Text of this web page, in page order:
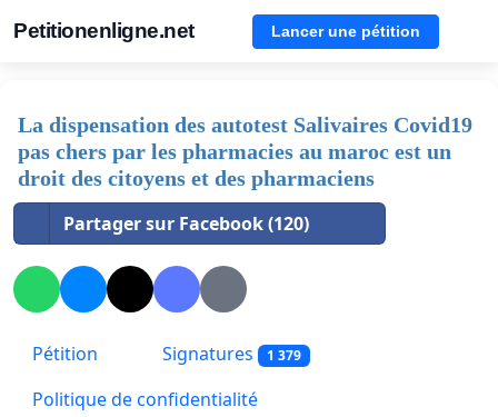
Petitionenligne.net Lancer une pétition
La dispensation des autotest Salivaires Covid19
pas chers par les pharmacies au maroc est un
droit des citoyens et des pharmaciens
Partager sur Facebook (120)
Pétition Signatures 1 379
Politique de confidentialité